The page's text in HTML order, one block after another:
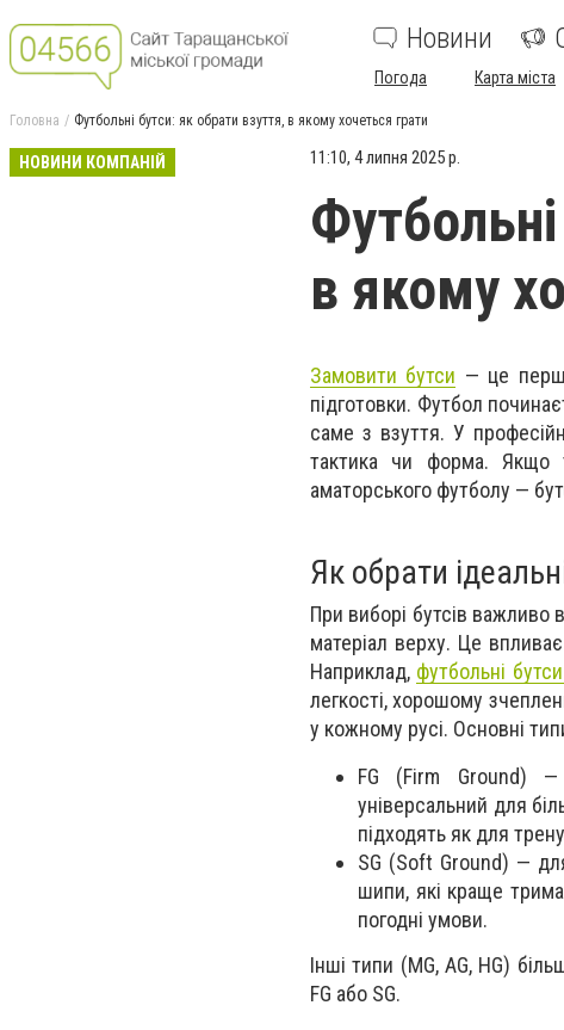
Новини
Погода Карта міста
Головна Футбольні бутси: як обрати взуття, в якому хочеться грати
НОВИНИ КОМПАНІЙ 11:10, 4 липня 2025 р.
в якому
Замовити бутси — це
підготовки. Футбол
саме з взуття. У
тактика чи форма. Якщо
аматорського футболу —
Як обрати
При виборі бутсів важливо
матеріал верху. Це
Наприклад, футбольні
легкості, хорошому
у кожному русі. Основні
FG (Firm Ground) —
універсальний для
підходять як для
SG (Soft Ground) —
шипи, які краще
погодні умови.
Інші типи (MG, AG, HG)
FG або SG.